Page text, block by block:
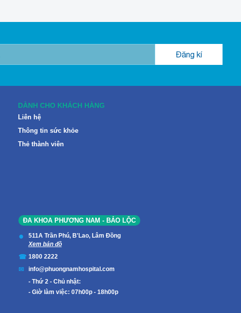
DÀNH CHO KHÁCH HÀNG
Liên hệ
Thông tin sức khỏe
Thẻ thành viên
ĐA KHOA PHƯƠNG NAM - BẢO LỘC
511A Trần Phú, B'Lao, Lâm Đồng
Xem bản đồ
1800 2222
info@phuongnamhospital.com
Thứ 2 - Chủ nhật:
Giờ làm việc: 07h00p - 18h00p